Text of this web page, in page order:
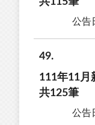
公告
49
111年11月
共125筆
公告